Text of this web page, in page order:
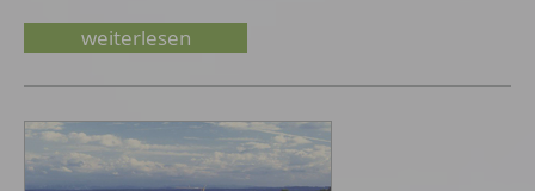
weiterlesen